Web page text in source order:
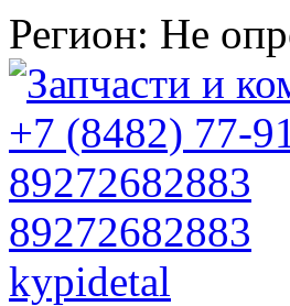
Регион: Не
+7 (8482) 77-
89272682883
89272682883
kypidetal